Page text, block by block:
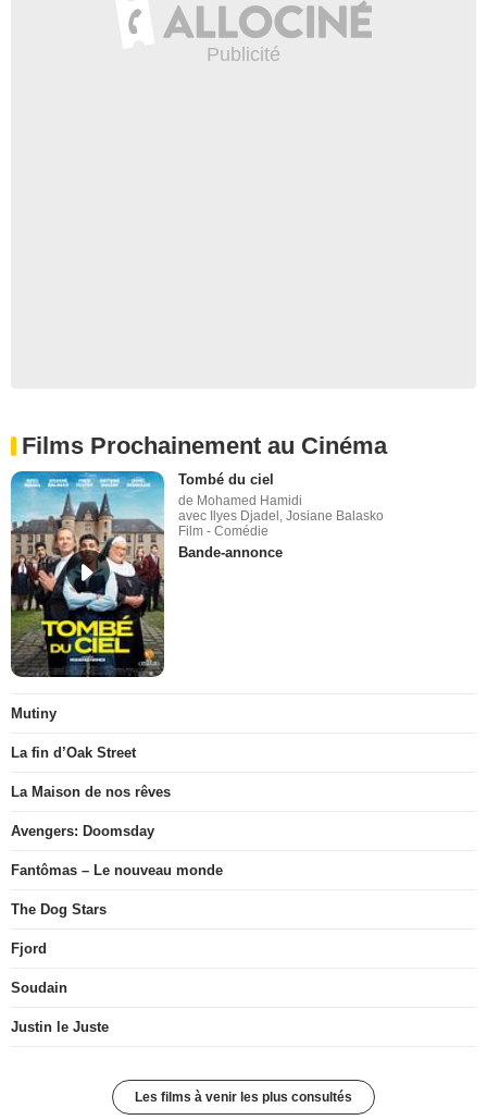
Films Prochainement au Cinéma
Tombé du ciel
de Mohamed Hamidi
avec Ilyes Djadel, Josiane Balasko
Film - Comédie
Bande-annonce
Mutiny
La fin d’Oak Street
La Maison de nos rêves
Avengers: Doomsday
Fantômas – Le nouveau monde
The Dog Stars
Fjord
Soudain
Justin le Juste
Les films à venir les plus consultés